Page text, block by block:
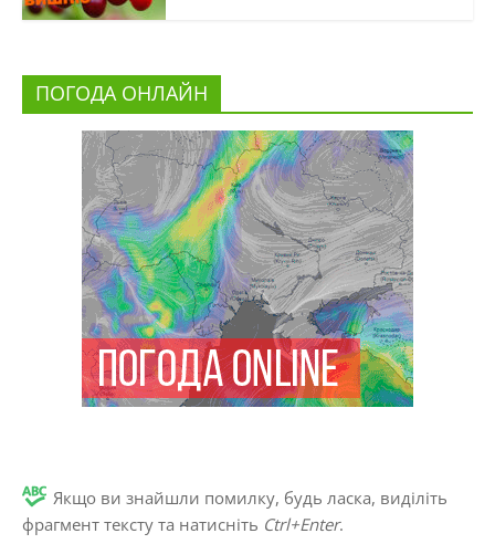
ПОГОДА ОНЛАЙН
Якщо ви знайшли помилку, будь ласка, виділіть
фрагмент тексту та натисніть Ctrl+Enter.